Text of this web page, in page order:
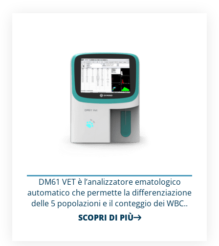
DM61 VET è l’analizzatore ematologico
automatico che permette la differenziazione
delle 5 popolazioni e il conteggio dei WBC..
SCOPRI DI PIÙ